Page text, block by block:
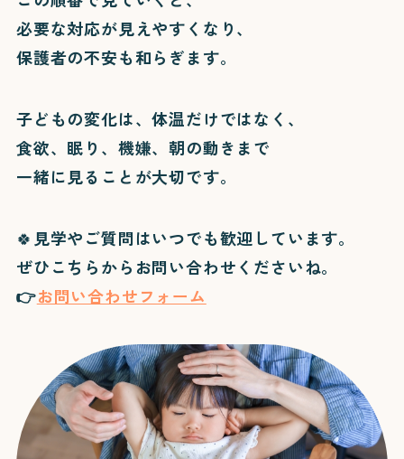
必要な対応が見えやすくなり、
保護者の不安も和らぎます。
子どもの変化は、体温だけではなく、
食欲、眠り、機嫌、朝の動きまで
一緒に見ることが大切です。
🍀見学やご質問はいつでも歓迎しています。
ぜひこちらからお問い合わせくださいね。
👉お問い合わせフォーム